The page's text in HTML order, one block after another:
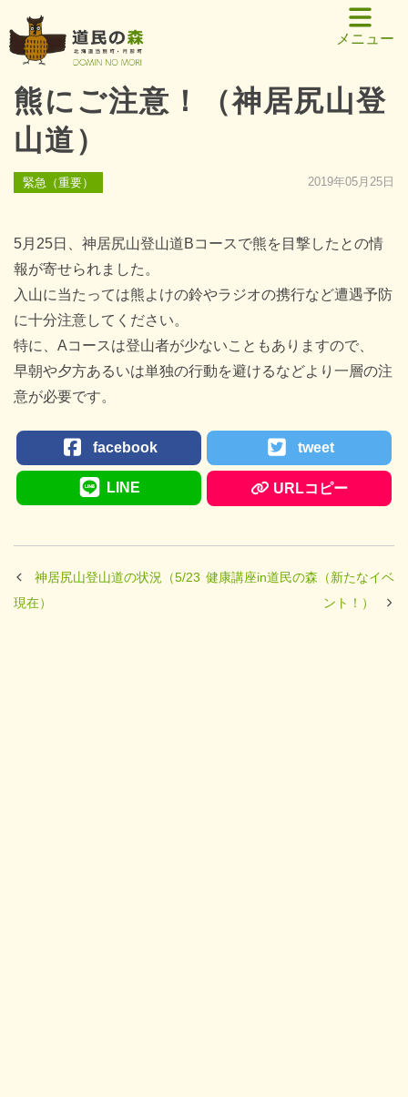
メニュー
熊にご注意！（神居尻山登
山道）
緊急（重要） 2019年05月25日
5月25日、神居尻山登山道Bコースで熊を目撃したとの情
報が寄せられました。
入山に当たっては熊よけの鈴やラジオの携行など遭遇予防
に十分注意してください。
特に、Aコースは登山者が少ないこともありますので、
早朝や夕方あるいは単独の行動を避けるなどより一層の注
意が必要です。
facebook tweet
LINE URLコピー
神居尻山登山道の状況（5/23
現在）
健康講座in道民の森（新たなイベ
ント！）